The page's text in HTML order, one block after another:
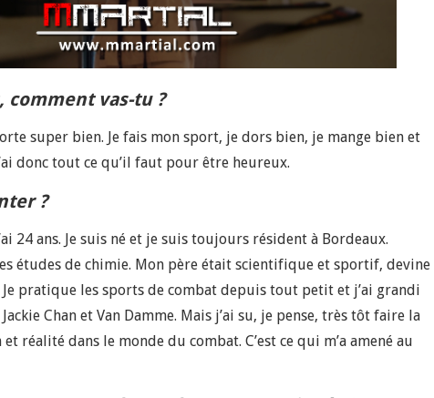
comment vas-tu ?
super bien. Je fais mon sport, je dors bien, je mange bien et
donc tout ce qu’il faut pour être heureux.
?
24 ans. Je suis né et je suis toujours résident à Bordeaux.
études de chimie. Mon père était scientifique et sportif, devine
pratique les sports de combat depuis tout petit et j’ai grandi
Chan et Van Damme. Mais j’ai su, je pense, très tôt faire la
réalité dans le monde du combat. C’est ce qui m’a amené au